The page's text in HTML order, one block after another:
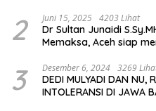
2 Juni 15, 2025 4203 Lihat
Dr Sultan Junaidi
Memaksa, Aceh siap
3 Desember 6, 2024 3269
DEDI MULYADI DAN NU,
INTOLERANSI DI JAWA